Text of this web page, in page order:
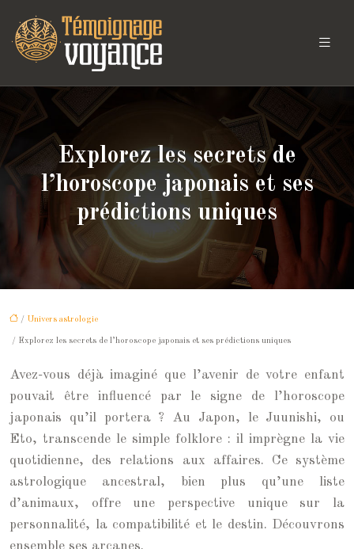
Explorez les secrets de
l’horoscope japonais et ses
prédictions uniques
/ Univers astrologie
/ Explorez les secrets de l’horoscope japonais et ses prédictions uniques
Avez-vous déjà imaginé que l’avenir de votre enfant
pouvait être influencé par le signe de l’horoscope
japonais qu’il portera ? Au Japon, le Juunishi, ou
Eto, transcende le simple folklore : il imprègne la vie
quotidienne, des relations aux affaires. Ce système
astrologique ancestral, bien plus qu’une liste
d’animaux, offre une perspective unique sur la
personnalité, la compatibilité et le destin. Découvrons
ensemble ses arcanes.